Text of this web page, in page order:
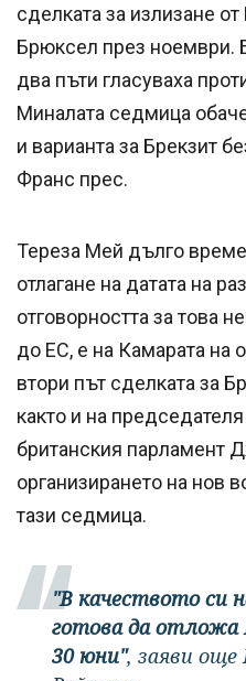
сделката за излизане
Брюксел през ноември.
два пъти гласуваха
Миналата седмица
и варианта за Брекзит
Франс прес.
Тереза Мей дълго
отлагане на датата на
отговорността за това
до ЕС, е на Камарата на
втори път сделката за
както и на
британския парламент
организирането на нов
тази седмица.
"В качеството си
готова да отложа
30 юни", заяви